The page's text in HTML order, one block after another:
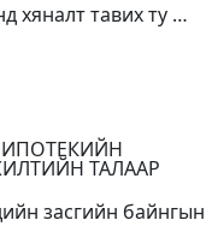
хяналт тавих ту …
ТАЛААР
засгийн байнгын